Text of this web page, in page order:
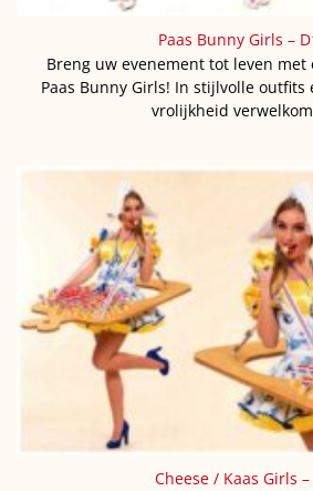
Paas Bunny Girls –
Breng uw evenement tot leven met
Paas Bunny Girls! In stijlvolle outfits
vrolijkheid
Cheese / Kaas Girls –